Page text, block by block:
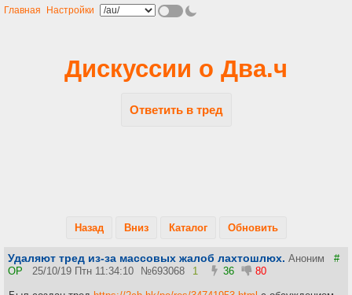
Главная Настройки
Дискуссии о Два.ч
Ответить в тред
Назад Вниз Каталог Обновить
Удаляют тред из-за массовых жалоб лахтошлюх. Аноним
#
OP
25/10/19 Птн 11:34:10 №693068 1 36 80